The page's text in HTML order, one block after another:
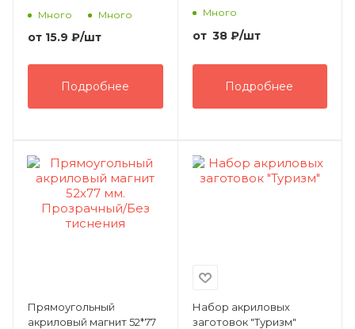
Много Много
от 15.9 ₽/шт
Подробнее
Много
от 38₽/шт
Подробнее
Прямоугольный
акриловый магнит 52*77
Набор акриловых
заготовок "Туризм"